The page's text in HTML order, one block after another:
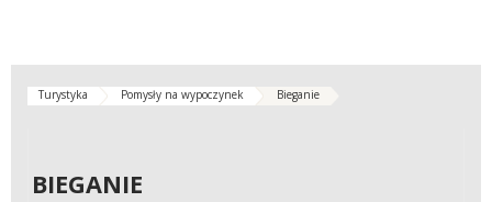
Turystyka Pomysły na wypoczynek Bieganie
BIEGANIE